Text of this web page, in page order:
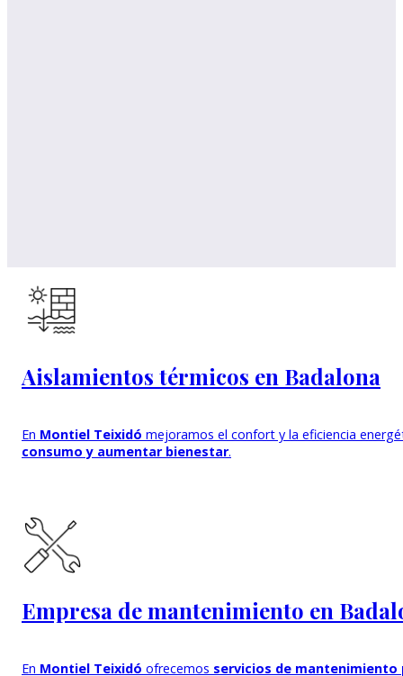
Aislamientos térmicos en Badalona
En Montiel Teixidó mejoramos el confort y la eficiencia
consumo y aumentar bienestar.
Empresa de mantenimiento en
En Montiel Teixidó ofrecemos servicios de